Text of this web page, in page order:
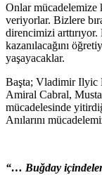
Onlar mücadelemize
veriyorlar. Bizlere
direncimizi
kazanılacağını
yaşayacaklar.
Başta; Vladimir Ilyic
Amiral Cabral,
mücadelesinde
Anılarını
“… Buğday